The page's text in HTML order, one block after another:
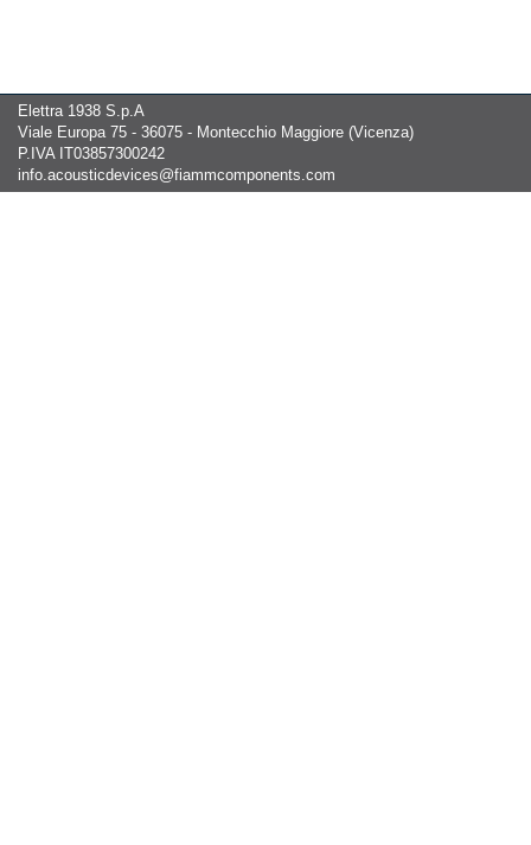
Elettra 1938 S.p.A
Viale Europa 75 - 36075 - Montecchio Maggiore (Vicenza)
P.IVA IT03857300242
info.acousticdevices@fiammcomponents.com